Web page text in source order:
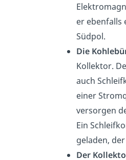
er ebenfalls
Südpol.
Die
Kollektor.
auch
einer
versorgen
Ein
geladen,
Der